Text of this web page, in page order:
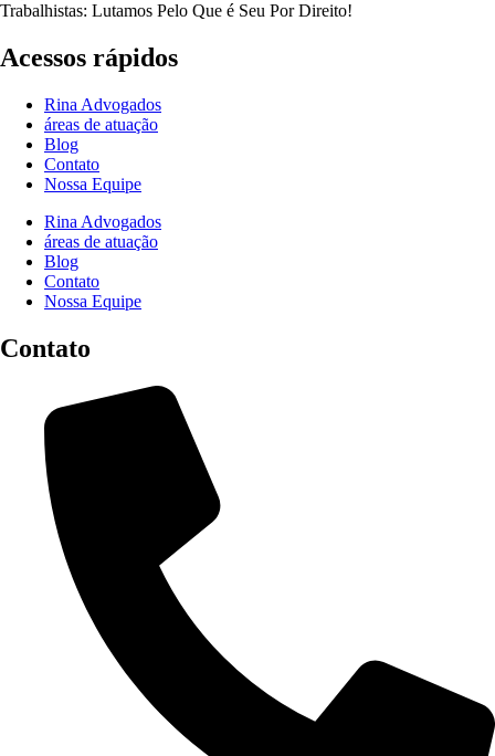
Trabalhistas: Lutamos Pelo Que é Seu Por Direito!
Acessos rápidos
Rina Advogados
áreas de atuação
Blog
Contato
Nossa Equipe
Rina Advogados
áreas de atuação
Blog
Contato
Nossa Equipe
Contato